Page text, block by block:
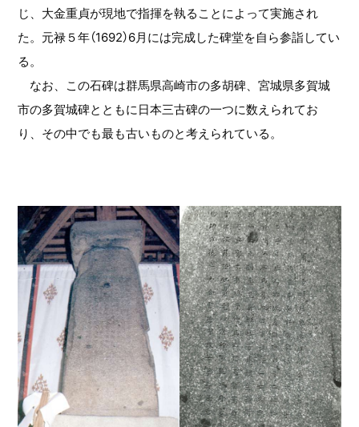
じ、大金重貞が現地で指揮を執ることによって実施され
た。元禄５年（1692）6月には完成した碑堂を自ら参詣してい
る。
なお、この石碑は群馬県高崎市の多胡碑、宮城県多賀城
市の多賀城碑とともに日本三古碑の一つに数えられてお
り、その中でも最も古いものと考えられている。